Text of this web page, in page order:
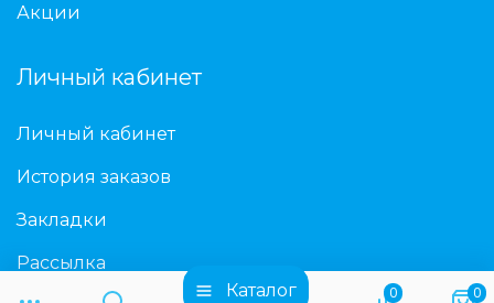
Каталог 0 0
Акции
Личный кабинет
Личный кабинет
История заказов
Закладки
Рассылка